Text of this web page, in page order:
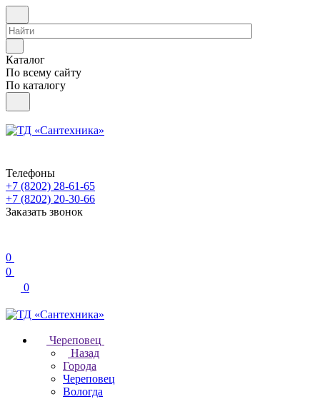
Каталог
По всему сайту
По каталогу
Телефоны
+7 (8202) 28‑61-65
+7 (8202) 20‑30-66
Заказать звонок
0
0
0
Череповец
Назад
Города
Череповец
Вологда